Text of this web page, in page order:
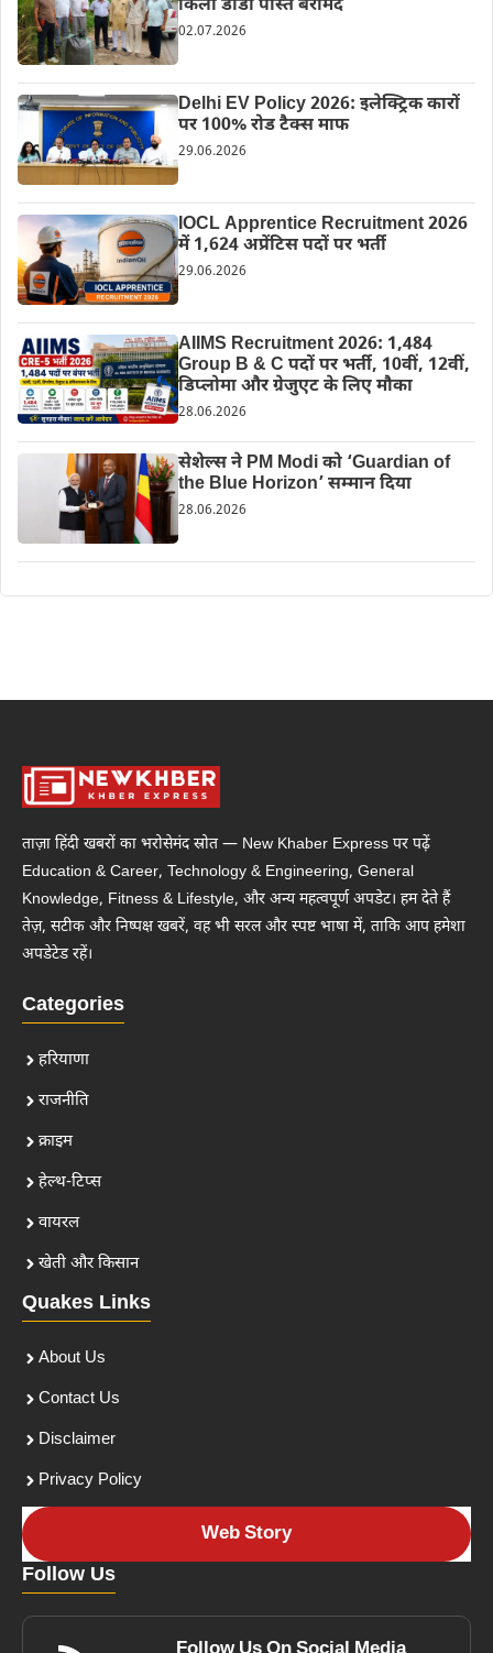
किलो डोडा पोस्त बरामद
02.07.2026
Delhi EV Policy 2026: इलेक्ट्रिक कारों
पर 100% रोड टैक्स माफ
29.06.2026
IOCL Apprentice Recruitment 2026
में 1,624 अप्रेंटिस पदों पर भर्ती
29.06.2026
AIIMS Recruitment 2026: 1,484
Group B & C पदों पर भर्ती, 10वीं, 12वीं,
डिप्लोमा और ग्रेजुएट के लिए मौका
28.06.2026
सेशेल्स ने PM Modi को ‘Guardian of
the Blue Horizon’ सम्मान दिया
28.06.2026
ताज़ा हिंदी खबरों का भरोसेमंद स्रोत — New Khaber Express पर पढ़ें
Education & Career, Technology & Engineering, General
Knowledge, Fitness & Lifestyle, और अन्य महत्वपूर्ण अपडेट। हम देते हैं
तेज़, सटीक और निष्पक्ष खबरें, वह भी सरल और स्पष्ट भाषा में, ताकि आप हमेशा
अपडेटेड रहें।
Categories
हरियाणा
राजनीति
क्राइम
हेल्थ-टिप्स
वायरल
खेती और किसान
Quakes Links
About Us
Contact Us
Disclaimer
Privacy Policy
Web Story
Follow Us